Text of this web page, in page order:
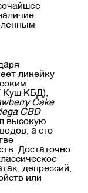
линейку
Куш КБД),
Cake
CBD
высокую
а его
Достаточно
депрессий,
или